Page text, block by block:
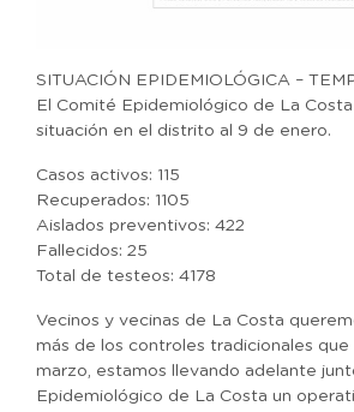
SITUACIÓN EPIDEMIOLÓGICA –
El Comité Epidemiológico de La
situación en el distrito al 9 de enero.
Casos activos: 115
Recuperados: 1105
Aislados preventivos: 422
Fallecidos: 25
Total de testeos: 4178
Vecinos y vecinas de La Costa
más de los controles tradicionales que
marzo, estamos llevando adelante
Epidemiológico de La Costa un